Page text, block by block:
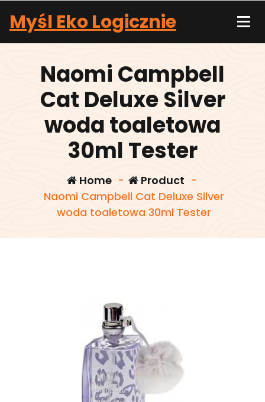
content
Myśl Eko Logicznie
Naomi Campbell
Cat Deluxe Silver
woda toaletowa
30ml Tester
Home- Product -
Naomi Campbell Cat Deluxe Silver
woda toaletowa 30ml Tester